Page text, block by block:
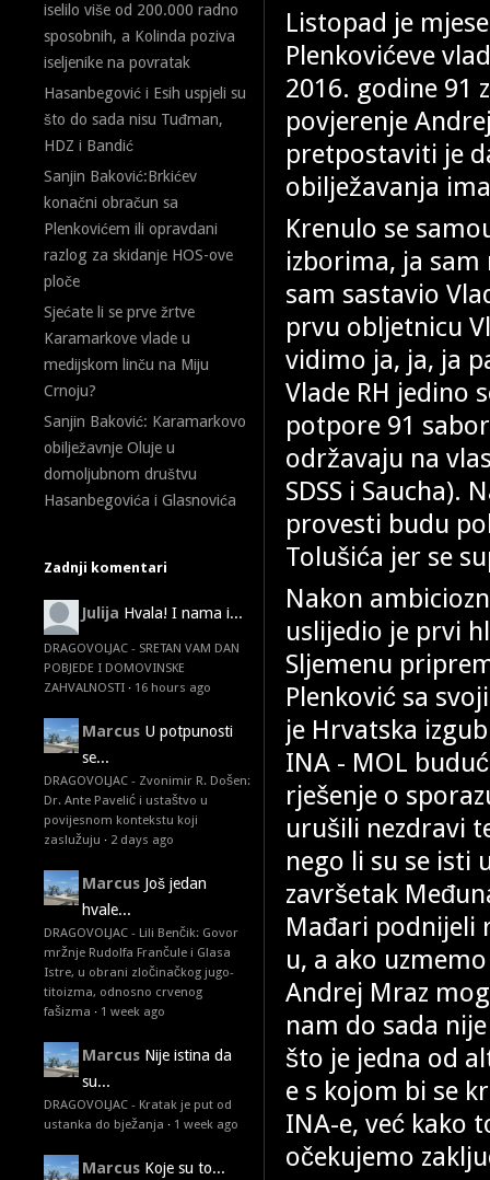
iselilo više od 200.000 radno
sposobnih, a Kolinda poziva
iseljenike na povratak
Hasanbegović i Esih uspjeli su
što do sada nisu Tuđman,
HDZ i Bandić
Sanjin Baković:Brkićev
konačni obračun sa
Plenkovićem ili opravdani
razlog za skidanje HOS-ove
ploče
Sjećate li se prve žrtve
Karamarkove vlade u
medijskom linču na Miju
Crnoju?
Sanjin Baković: Karamarkovo
obilježavnje Oluje u
domoljubnom društvu
Hasanbegovića i Glasnovića
Zadnji komentari
Julija Hvala! I nama i...
DRAGOVOLJAC - SRETAN VAM DAN
POBJEDE I DOMOVINSKE
ZAHVALNOSTI · 16 hours ago
Marcus U potpunosti
se...
DRAGOVOLJAC - Zvonimir R. Došen:
Dr. Ante Pavelić i ustaštvo u
povijesnom kontekstu koji
zaslužuju · 2 days ago
Marcus Još jedan
hvale...
DRAGOVOLJAC - Lili Benčik: Govor
mržnje Rudolfa Frančule i Glasa
Istre, u obrani zločinačkog jugo-
titoizma, odnosno crvenog
fašizma · 1 week ago
Marcus Nije istina da
su...
DRAGOVOLJAC - Kratak je put od
ustanka do bježanja · 1 week ago
Marcus Koje su to...
Listopad je
Plenkovićeve
2016. godine 91
povjerenje
pretpostaviti je
obilježavanja
Krenulo se
izborima, ja
sam sastavio
prvu obljetnicu
vidimo ja, ja, ja
Vlade RH jedino
potpore 91
održavaju na
SDSS i
provesti budu
Tolušića jer se
Nakon
uslijedio je prvi
Sljemenu
Plenković sa
je Hrvatska
INA - MOL
rješenje o
urušili nezdravi
nego li su se isti
završetak
Mađari podnijeli
u, a ako
Andrej Mraz
nam do sada
što je jedna od
e s kojom bi se
INA-e, već kako
očekujemo